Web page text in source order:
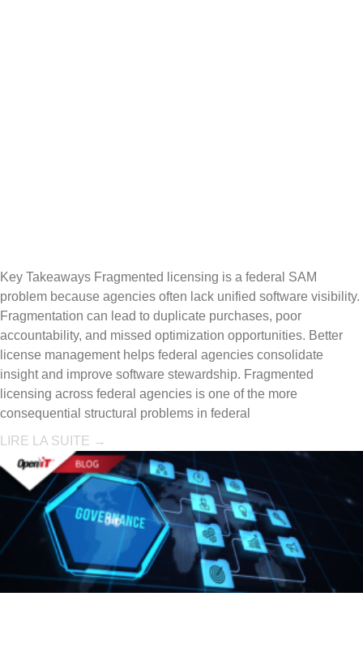
Key Takeaways Fragmented licensing is a federal SAM
problem because agencies often lack unified software visibility.
Fragmentation can lead to duplicate purchases, poor
accountability, and missed optimization opportunities. Better
license management helps federal agencies consolidate
insight and improve software stewardship. Fragmented
licensing across federal agencies is one of the more
consequential structural problems in federal
LIRE LA SUITE →